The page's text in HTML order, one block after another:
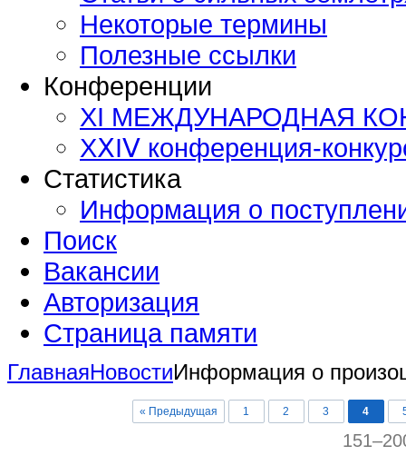
Некоторые термины
Полезные ссылки
Конференции
XI МЕЖДУНАРОДНАЯ
ХⅩΙⅤ конференция-
Статистика
Информация о
Поиск
Вакансии
Авторизация
Страница памяти
ГлавнаяНовостиИнформация о
« Предыдущая 1 2 3 4